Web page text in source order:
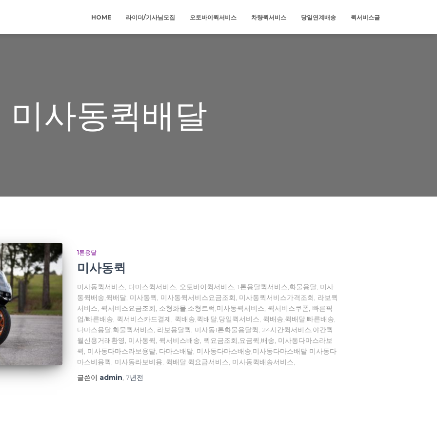
HOME 라이더/기사님모집 오토바이퀵서비스 차량퀵서비스 당일연계배송 퀵서비스글
미사동퀵배달
1톤용달
미사동퀵
미사동퀵서비스, 다마스퀵서비스, 오토바이퀵서비스, 1톤용달퀵서비스,화물용달, 미사
동퀵배송,퀵배달, 미사동퀵, 미사동퀵서비스요금조회, 미사동퀵서비스가격조회, 라보퀵
서비스, 퀵서비스요금조회, 소형화물,소형트럭,미사동퀵서비스, 퀵서비스쿠폰, 빠른픽
업/빠른배송, 퀵서비스카드결제, 퀵배송,퀵배달,당일퀵서비스, 퀵배송,퀵배달,빠른배송,
다마스용달,화물퀵서비스, 라보용달퀵, 미사동1톤화물용달퀵, 24시간퀵서비스,야간퀵
월신용거래환영, 미사동퀵, 퀵서비스배송, 퀵요금조회,요금퀵,배송, 미사동다마스라보
퀵, 미사동다마스라보용달, 다마스배달, 미사동다마스배송,미사동다마스배달 미사동다
마스비용퀵, 미사동라보비용, 퀵배달,퀵요금서비스, 미사동퀵배송서비스,
글쓴이 admin, 7년전